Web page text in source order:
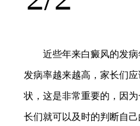
近些年来白癜风的发病
发病率越来越高，家长们
状，这是非常重要的，因
长们就可以及时的判断自